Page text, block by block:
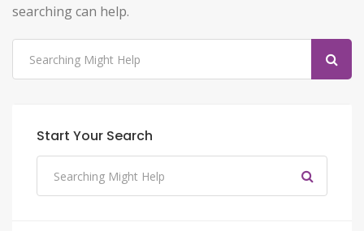
searching can help.
Start Your Search